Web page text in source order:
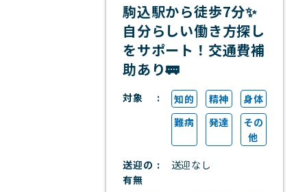
駒込駅から徒歩7分✨
自分らしい働き方探し
をサポート！交通費補
助あり🚃
対象 知的 精神
身体
難病
発達
その
他
送迎の
有無
送迎なし